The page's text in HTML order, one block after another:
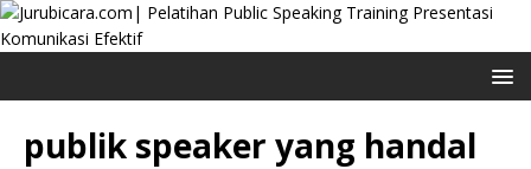
publik speaker yang handal